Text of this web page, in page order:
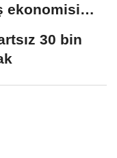
ekonomisi
30 bin